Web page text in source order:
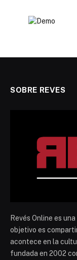
SOBRE REVES
Revés Online es
objetivo es
acontece en la
fundada en 2002